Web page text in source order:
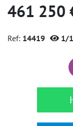
461 250
Ref: 14419 1/